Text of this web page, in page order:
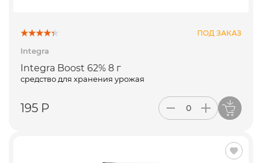
ПОД ЗАКАЗ
Integra
Integra Boost 62% 8 г
средство для хранения урожая
195 Р